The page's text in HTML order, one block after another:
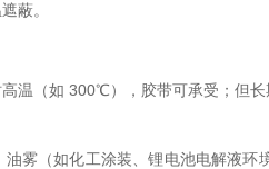
蔽。
温（如 300℃），胶带可承受；但
雾（如化工涂装、锂电池电解液